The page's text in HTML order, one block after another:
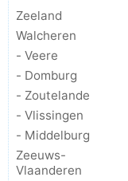
Zeeland
Walcheren
- Veere
- Domburg
- Zoutelande
- Vlissingen
- Middelburg
Zeeuws-
Vlaanderen